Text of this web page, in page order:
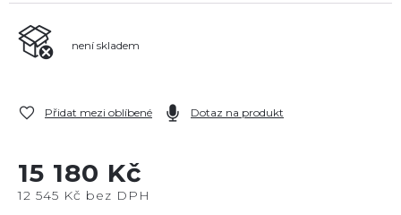
není skladem
Přidat mezi oblíbené Dotaz na produkt
15 180 Kč
12 545 Kč bez DPH